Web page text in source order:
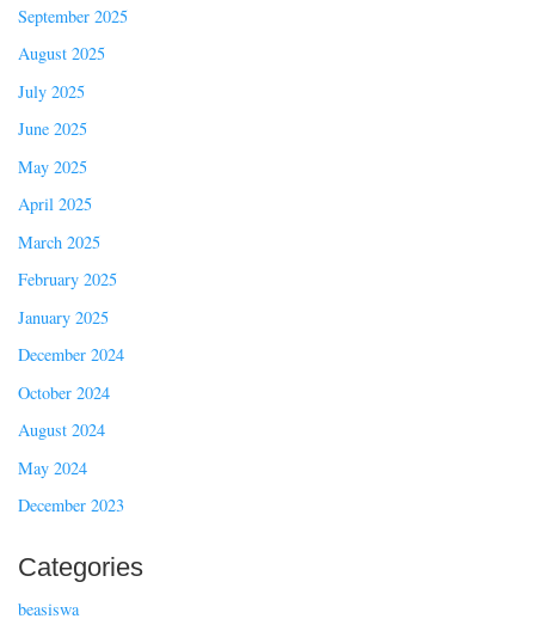
September 2025
August 2025
July 2025
June 2025
May 2025
April 2025
March 2025
February 2025
January 2025
December 2024
October 2024
August 2024
May 2024
December 2023
Categories
beasiswa